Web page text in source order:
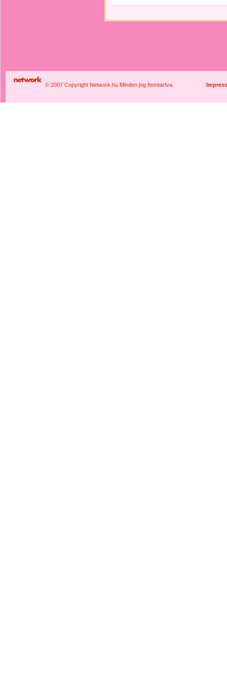
© 2007 Copyright Network.hu Minden jog fenntartva.